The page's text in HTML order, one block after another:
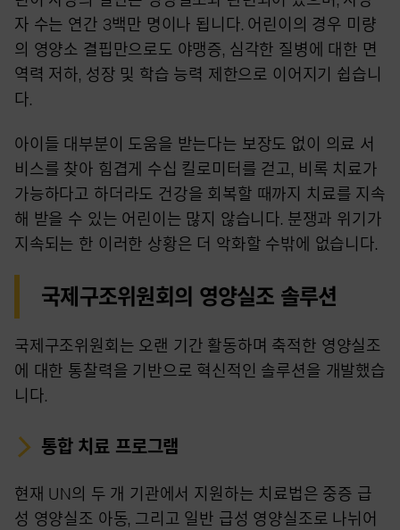
자 수는 연간 3백만 명이나 됩니다. 어린이의 경우 미량
의 영양소 결핍만으로도 야맹증, 심각한 질병에 대한 면
역력 저하, 성장 및 학습 능력 제한으로 이어지기 쉽습니
다.
아이들 대부분이 도움을 받는다는 보장도 없이 의료 서
비스를 찾아 힘겹게 수십 킬로미터를 걷고, 비록 치료가
가능하다고 하더라도 건강을 회복할 때까지 치료를 지속
해 받을 수 있는 어린이는 많지 않습니다. 분쟁과 위기가
지속되는 한 이러한 상황은 더 악화할 수밖에 없습니다.
국제구조위원회의 영양실조 솔루션
국제구조위원회는 오랜 기간 활동하며 축적한 영양실조
에 대한 통찰력을 기반으로 혁신적인 솔루션을 개발했습
니다.
통합 치료 프로그램
현재 UN의 두 개 기관에서 지원하는 치료법은 중증 급
성 영양실조 아동, 그리고 일반 급성 영양실조로 나뉘어